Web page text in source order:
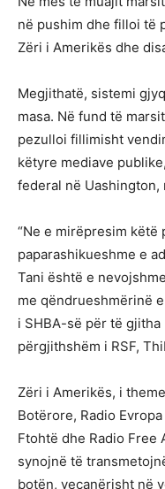
në pushim dhe filloi të
Zëri i Amerikës dhe
Megjithatë, sistemi
masa. Në fund të
pezulloi fillimisht
këtyre mediave
federal në Uashington,
“Ne e mirëpresim këtë
paparashikueshme e
Tani është e
me qëndrueshmërinë
i SHBA-së për të gjitha
përgjithshëm i RSF,
Zëri i Amerikës, i
Botërore, Radio
Ftohtë dhe Radio Free
synojnë të
botën, veçanërisht në